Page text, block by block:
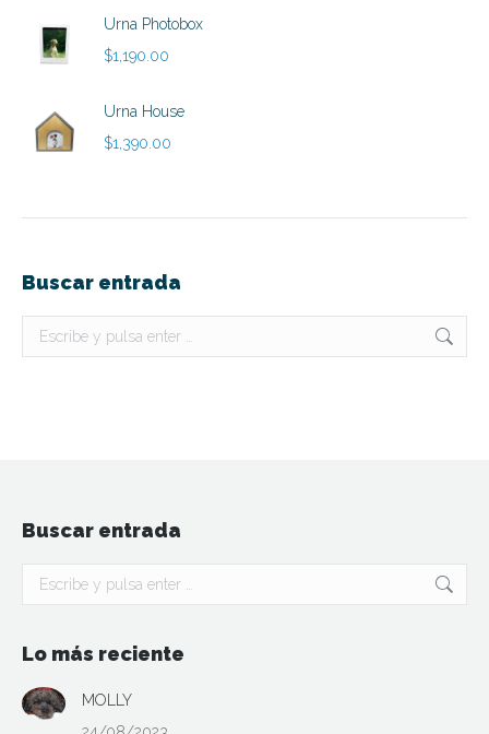
Urna Photobox
$1,190.00
Urna House
$1,390.00
Buscar entrada
Buscar:
Buscar entrada
Buscar:
Lo más reciente
MOLLY